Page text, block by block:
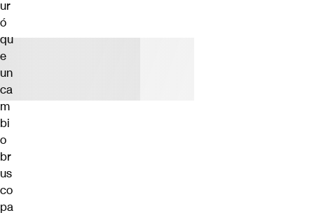
ur
ó
qu
e
un
ca
m
bi
o
br
us
co
pa